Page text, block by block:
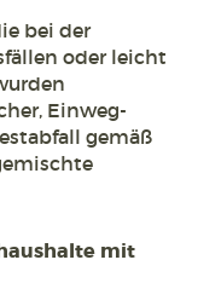
bei der
oder leicht
Einweg-
gemäß
mit